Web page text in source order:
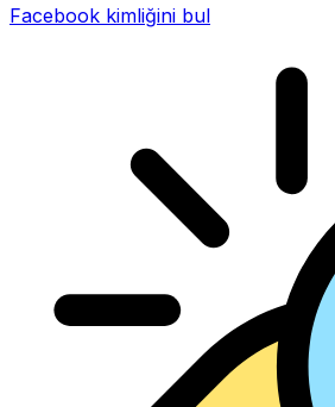
Facebook kimliğini bul